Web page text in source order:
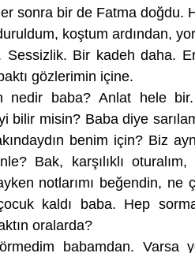
sonra bir de Fatma doğdu.
koştum ardından,
Sessizlik. Bir kadeh daha.
gözlerimin içine.
nedir baba? Anlat hele
bilir misin? Baba diye
benim için? Biz
Bak, karşılıklı
notlarımı beğendin, ne
kaldı baba. Hep
oralarda?
babamdan. Varsa